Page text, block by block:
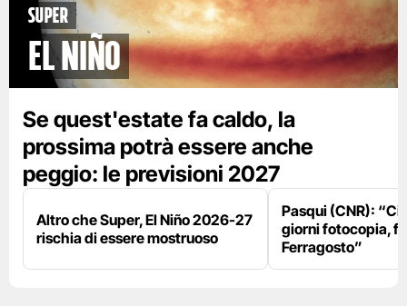
Super
El Niño
Se quest'estate fa caldo, la
prossima potrà essere anche
peggio: le previsioni 2027
Altro che Super, El Niño 2026-27
rischia di essere mostruoso
Pasqui (CNR):
giorni fotocopia,
Ferragosto”